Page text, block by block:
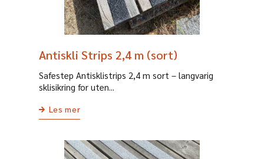
Antiskli Strips 2,4 m (sort)
Safestep Antisklistrips 2,4 m sort – langvarig
sklisikring for uten...
Les mer